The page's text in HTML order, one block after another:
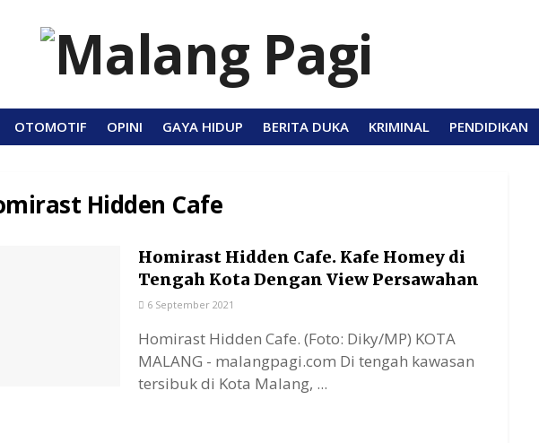
OTOMOTIF OPINI GAYA HIDUP BERITA DUKA KRIMINAL PENDIDIKAN
Hidden Cafe
Homirast Hidden Cafe. Kafe Homey di
Tengah Kota Dengan View Persawahan
6 September 2021
Homirast Hidden Cafe. (Foto: Diky/MP) KOTA
MALANG - malangpagi.com Di tengah kawasan
tersibuk di Kota Malang, ...